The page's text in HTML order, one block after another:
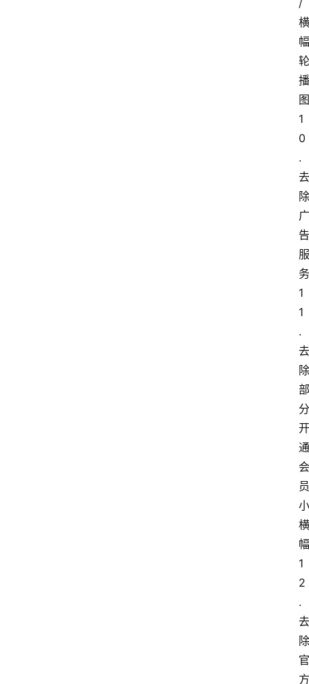
/
横
幅
轮
播
图
1
0
.
去
除
广
告
服
务
1
1
.
去
除
部
分
开
通
会
员
小
横
幅
1
2
.
去
除
官
方